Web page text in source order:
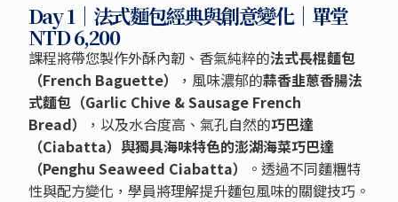
Day 1｜法式麵包經典與創意變化｜單堂
NTD 6,200
課程將帶您製作外酥內韌、香氣純粹的法式長棍麵包
（French Baguette）
，風味濃郁的蒜香韭蔥香腸法
式麵包（Garlic Chive & Sausage French
Bread）
，以及水合度高、氣孔自然的巧巴達
（Ciabatta）與獨具海味特色的澎湖海菜巧巴達
（Penghu Seaweed Ciabatta）
。透過不同麵糰特
性與配方變化，學員將理解提升麵包風味的關鍵技巧。